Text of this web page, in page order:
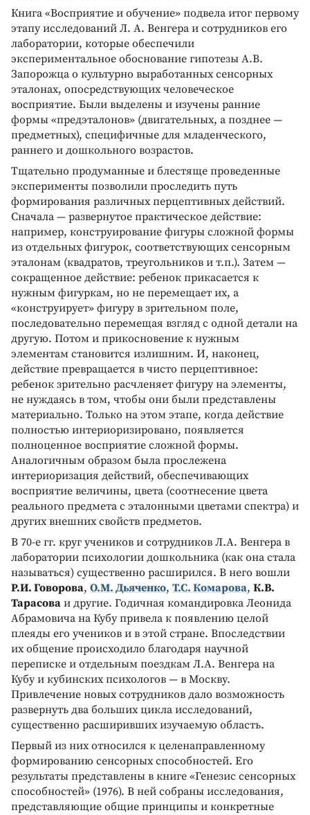
Книга «Восприятие и обучение» подвела итог первому
этапу исследований Л. А. Венгера и сотрудников его
лаборатории, которые обеспечили
экспериментальное обоснование гипотезы А.В.
Запорожца о культурно выработанных сенсорных
эталонах, опосредствующих человеческое
восприятие. Были выделены и изучены ранние
формы «предэталонов» (двигательных, а позднее —
предметных), специфичные для младенческого,
раннего и дошкольного возрастов.
Тщательно продуманные и блестяще проведенные
эксперименты позволили проследить путь
формирования различных перцептивных действий.
Сначала — развернутое практическое действие:
например, конструирование фигуры сложной формы
из отдельных фигурок, соответствующих сенсорным
эталонам (квадратов, треугольников и т.п.). Затем —
сокращенное действие: ребенок прикасается к
нужным фигуркам, но не перемещает их, а
«конструирует» фигуру в зрительном поле,
последовательно перемещая взгляд с одной детали на
другую. Потом и прикосновение к нужным
элементам становится излишним. И, наконец,
действие превращается в чисто перцептивное:
ребенок зрительно расчленяет фигуру на элементы,
не нуждаясь в том, чтобы они были представлены
материально. Только на этом этапе, когда действие
полностью интериоризировано, появляется
полноценное восприятие сложной формы.
Аналогичным образом была прослежена
интериоризация действий, обеспечивающих
восприятие величины, цвета (соотнесение цвета
реального предмета с эталонными цветами спектра) и
других внешних свойств предметов.
В 70­-е гг. круг учеников и сотрудников Л.А. Венгера в
лаборатории психологии дошкольника (как она стала
называться) существенно расширился. В него вошли
Р.И. Говорова, О.М. Дьяченко, Т.С. Комарова, К.В.
Тарасова и другие. Годичная командировка Леонида
Абрамовича на Кубу привела к появлению целой
плеяды его учеников и в этой стране. Впоследствии
их общение происходило благодаря научной
переписке и отдельным поездкам Л.А. Венгера на
Кубу и кубинских психологов — в Москву.
Привлечение новых сотрудников дало возможность
развернуть два больших цикла исследований,
существенно расширивших изучаемую область.
Первый из них относился к целенаправленному
формированию сенсорных способностей. Его
результаты представлены в книге «Генезис сенсорных
способностей» (1976). В ней собраны исследования,
представляющие общие принципы и конкретные